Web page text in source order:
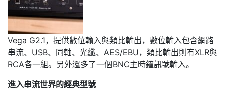
Vega G2.1，提供數位輸入與類比輸出，數位輸入包含網路
串流、USB、同軸、光纖、AES/EBU，類比輸出則有XLR與
RCA各一組。另外還多了一個BNC主時鐘訊號輸入。
進入串流世界的經典型號